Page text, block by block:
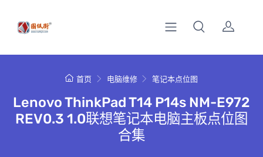
首页 电脑维修 笔记本点位图
Lenovo ThinkPad T14 P14s NM-E972
REV0.3 1.0联想笔记本电脑主板点位图
合集